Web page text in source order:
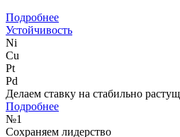
Подробнее
Устойчивость
Ni
Cu
Pt
Pd
Делаем ставку на стабильно
Подробнее
№1
Сохраняем лидерство